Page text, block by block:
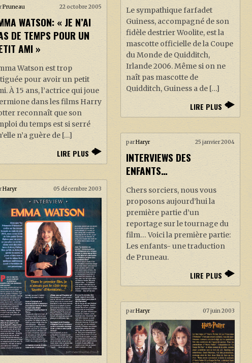
Le sympathique farfadet
Guiness, accompagné de son
fidèle destrier Woolite, est la
mascotte officielle de la Coupe
du Monde de Quidditch,
Irlande 2006. Même si on ne
naît pas mascotte de
Quidditch, Guiness a de […]
LIRE PLUS
Pruneau 22 octobre 2005
WATSON: « JE N’AI
DE TEMPS POUR UN
AMI »
Watson est trop
pour avoir un petit
À 15 ans, l’actrice qui joue
dans les films Harry
reconnaît que son
du temps est si serré
n’a guère de […]
LIRE PLUS
parHaryr 25 janvier 2004
INTERVIEWS DES
ENFANTS…
Chers sorciers, nous vous
proposons aujourd’hui la
première partie d’un
reportage sur le tournage du
film… Voici la première partie:
Les enfants- une traduction
de Pruneau.
LIRE PLUS
Haryr 05 décembre 2003
parHaryr 07 juin 2003